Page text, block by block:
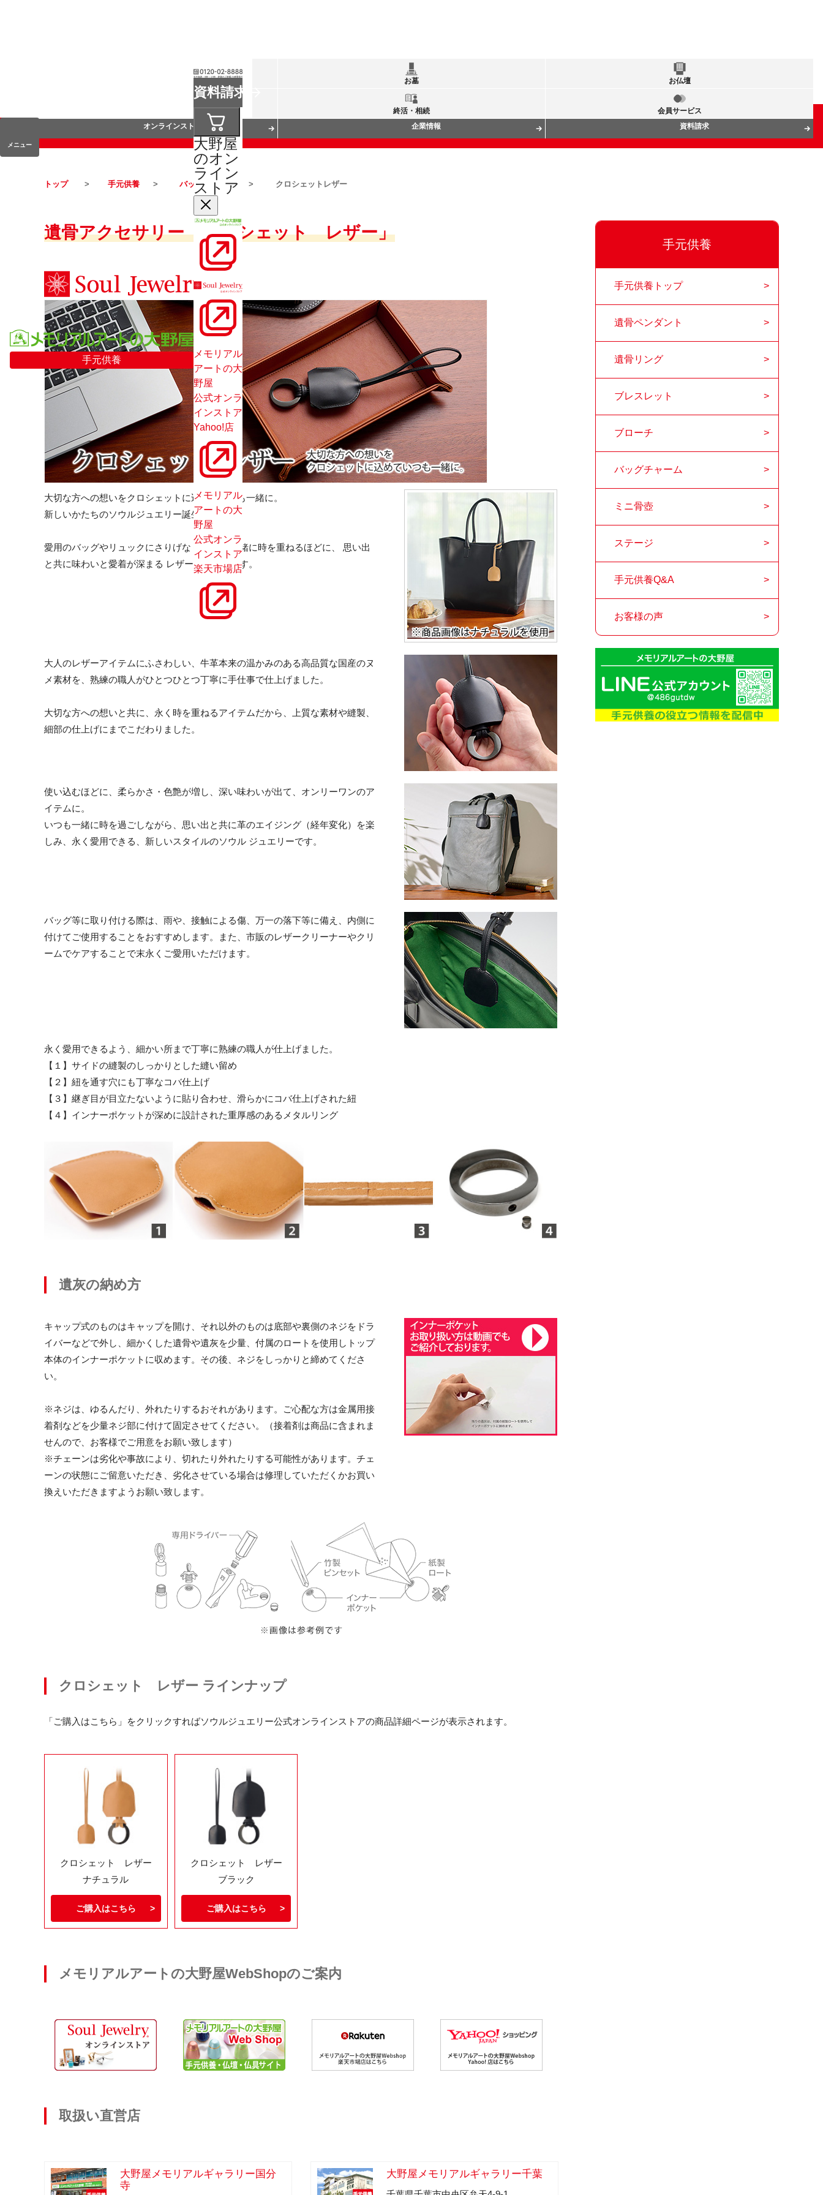
手元供養
資料請求
大野屋
のオン
ライン
ストア
メモリアル
アートの大
野屋
公式オンラ
インストア
Yahoo!店
メモリアル
アートの大
野屋
公式オンラ
インストア
楽天市場店
メニュー
お墓 お仏壇
終活・相続
会員サービス
オンラインストア
企業情報 資料請求
トップ 手元供養 バッグチャーム クロシェットレザー
遺骨アクセサリー「クロシェット レザー」
大切な方への想いをクロシェットに込めていつも一緒に。
新しいかたちのソウルジュエリー誕生。
愛用のバッグやリュックにさりげなく装い、 一緒に時を重ねるほどに、 思い出
と共に味わいと愛着が深まる レザーアイテムです。
大人のレザーアイテムにふさわしい、牛革本来の温かみのある高品質な国産のヌ
メ素材を、熟練の職人がひとつひとつ丁寧に手仕事で仕上げました。
大切な方への想いと共に、永く時を重ねるアイテムだから、上質な素材や縫製、
細部の仕上げにまでこだわりました。
使い込むほどに、柔らかさ・色艶が増し、深い味わいが出て、オンリーワンのア
イテムに。
いつも一緒に時を過ごしながら、思い出と共に革のエイジング（経年変化）を楽
しみ、永く愛用できる、新しいスタイルのソウル ジュエリーです。
バッグ等に取り付ける際は、雨や、接触による傷、万一の落下等に備え、内側に
付けてご使用することをおすすめします。また、市販のレザークリーナーやクリ
ームでケアすることで末永くご愛用いただけます。
永く愛用できるよう、細かい所まで丁寧に熟練の職人が仕上げました。
【１】サイドの縫製のしっかりとした縫い留め
【２】紐を通す穴にも丁寧なコバ仕上げ
【３】継ぎ目が目立たないように貼り合わせ、滑らかにコバ仕上げされた紐
【４】インナーポケットが深めに設計された重厚感のあるメタルリング
遺灰の納め方
キャップ式のものはキャップを開け、それ以外のものは底部や裏側のネジをドラ
イバーなどで外し、細かくした遺骨や遺灰を少量、付属のロートを使用しトップ
本体のインナーポケットに収めます。その後、ネジをしっかりと締めてくださ
い。
※ネジは、ゆるんだり、外れたりするおそれがあります。ご心配な方は金属用接
着剤などを少量ネジ部に付けて固定させてください。（接着剤は商品に含まれま
せんので、お客様でご用意をお願い致します）
※チェーンは劣化や事故により、切れたり外れたりする可能性があります。チェ
ーンの状態にご留意いただき、劣化させている場合は修理していただくかお買い
換えいただきますようお願い致します。
クロシェット レザー ラインナップ
「ご購入はこちら」をクリックすればソウルジュエリー公式オンラインストアの商品詳細ページが表示されます。
クロシェット レザー
ナチュラル
ご購入はこちら
クロシェット レザー
ブラック
ご購入はこちら
メモリアルアートの大野屋WebShopのご案内
取扱い直営店
大野屋メモリアルギャラリー国分
寺
大野屋メモリアルギャラリー千葉
手元供養
手元供養トップ
遺骨ペンダント
遺骨リング
ブレスレット
ブローチ
バッグチャーム
ミニ骨壺
ステージ
手元供養Q&A
お客様の声